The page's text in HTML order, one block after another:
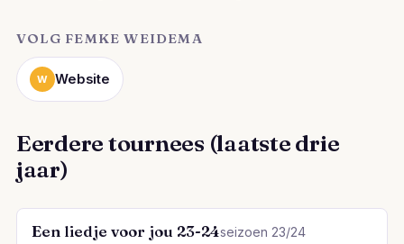
VOLG FEMKE WEIDEMA
W Website
Eerdere tournees (laatste drie
jaar)
Een liedje voor jou 23-24seizoen 23/24